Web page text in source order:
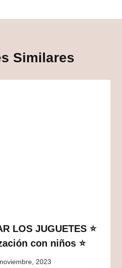
Similares
LOS JUGUETES ⭐️
con niños ⭐️
2023